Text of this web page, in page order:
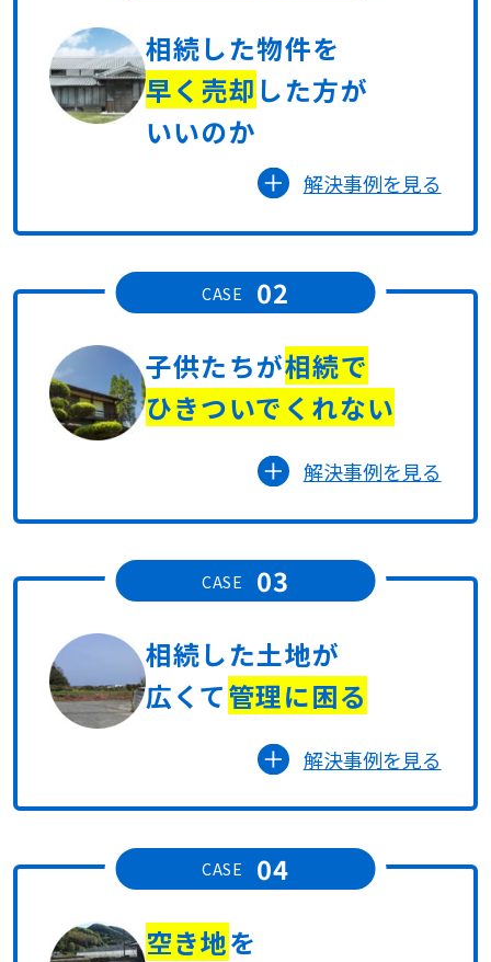
相続した物件を
早く売却 した方が
いいのか
解決事例を見る
CASE
02
子供たちが相続で
ひきついでくれない
解決事例を見る
CASE
03
相続した土地が
広くて管理に困る
解決事例を見る
CASE
04
空き地を